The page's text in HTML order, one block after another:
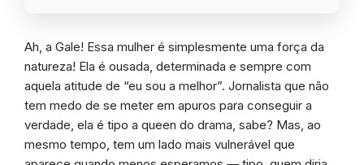
Ah, a Gale! Essa mulher é simplesmente uma força da
natureza! Ela é ousada, determinada e sempre com
aquela atitude de “eu sou a melhor”. Jornalista que não
tem medo de se meter em apuros para conseguir a
verdade, ela é tipo a queen do drama, sabe? Mas, ao
mesmo tempo, tem um lado mais vulnerável que